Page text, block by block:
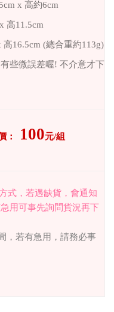
x 高約6cm
高11.5cm
16.5cm (總合重約113g)
些微誤差喔! 不介意才下
： 100元/組
式，若遇缺貨，會通知
用可事先詢問貨況再下
，若有急用，請務必事